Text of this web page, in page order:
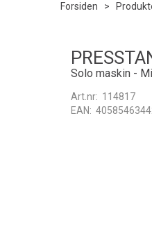
Forsiden >
Solo maskin -
Art.nr: 114817
EAN: